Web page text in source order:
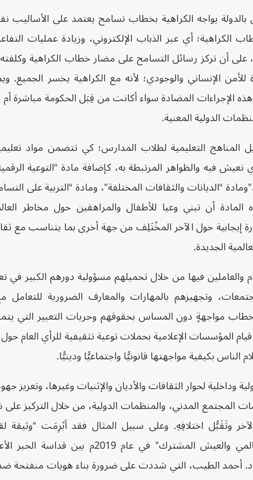
يواجه الكراهية بخطاب تسامح يعتمد على الأساليب
أي عبر الذباب الإلكتروني، وزيادة عمليات
أن تركز رسائل التسامح على مضار خطاب الكراهية وكلفته
للأمن الإنساني والوجودي؛ لأنه مع الكراهية يخسر الجميع.
الإجراءات المضادة سواء أكانت من قِبَل الحكومة مباشرة
الدولية المعنية.
المناهج التعليمية لطلاب المدارس؛ كي تتضمن مواد
فيه والظواهر المرتبطة به، كإضافة مادة “التوعية
“الديانات والثقافات المختلفة”، ومادة “التربية على
المادة أن تبني وعيا للأطفال والمراهقين حول مخاطر
إيجابية حول الآخر المخْتَلِف من جهة أخرى بما يتناسب مع
الجديدة.
والعاملين فيها من خلال تحميلهم مسؤولية دورهم الكبير في
وتجهيزهم بالمهارات والمعارف الضرورية
خطاب مواجهةٍ دون المساس بحقوقهم وحريات التعبير التي
المؤسسات الإعلامية بحملات توعية تثقيفية للرأي العام
الناس بكيفية مواجهتها قانونيًّا واجتماعيًّا ودينيًّا.
وداخلية لحوار الثقافات والأديان والإثنيات وغيرها، وتعزيز
المجتمع المدني، والمنظمات الدولية، من خلال التركيز على
وتَقَبُّل اختلافِهِ. وعلى سبيل المثال فقد أبْرِمَت “وثيقة
الإنسانية من أجل السلام العالمي والعيش المشترك” في عام 2019م
أحمد الطيب، التي شددت على ضرورة بناء هويات منفتحة ضد